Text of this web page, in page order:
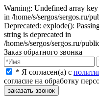
Warning: Undefined array
in /home/s/sergos/sergos.ru/
Deprecated: explode():
string is deprecated in
/home/s/sergos/sergos.ru/
Заказ обратного звонка
* Я согласен(a) с
согласие на обработку
заказать звонок